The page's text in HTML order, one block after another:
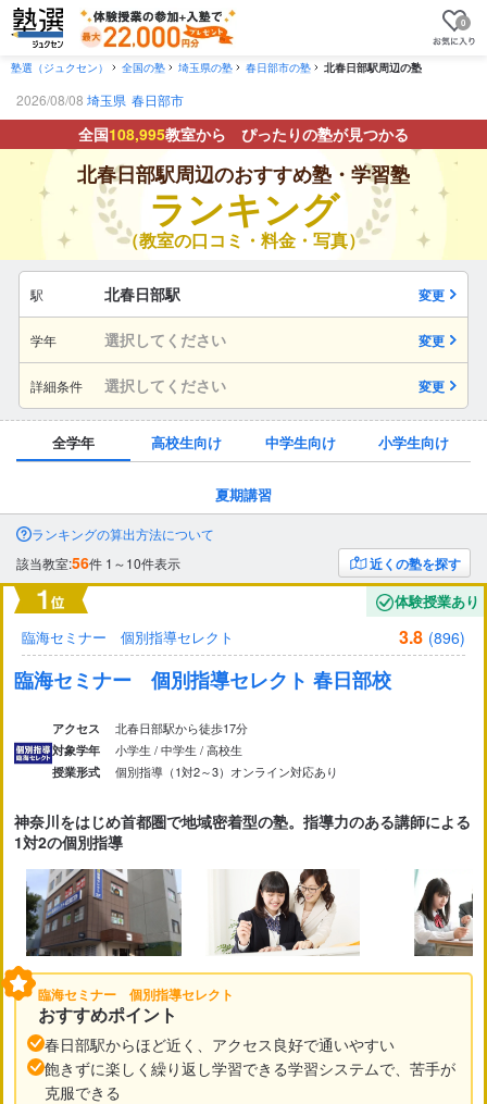
0
塾選（ジュクセン） 全国の塾 埼玉県の塾 春日部市の塾 北春日部駅周辺の塾
2026/08/08 埼玉県 春日部市
全国108,995教室から ぴったりの塾が見つかる
北春日部駅周辺のおすすめ塾・学習塾
ランキング
（教室の口コミ・料金・写真）
駅 北春日部駅 変更
学年 選択してください 変更
詳細条件 選択してください 変更
市区町村から探す
駅・路線
全学年 高校生向け 中学生向け 小学生向け
夏期講習
ランキングの算出方法について
該当教室:56件 1～10件表示 近くの塾を探す
体験授業あり
臨海セミナー 個別指導セレクト
3.8 (896)
臨海セミナー 個別指導セレクト 春日部校
アクセス 北春日部駅から徒歩17分
対象学年 小学生 / 中学生 / 高校生
授業形式 個別指導（1対2～3） オンライン対応あり
神奈川をはじめ首都圏で地域密着型の塾。指導力のある講師による
1対2の個別指導
臨海セミナー 個別指導セレクト
おすすめポイント
春日部駅からほど近く、アクセス良好で通いやすい
飽きずに楽しく繰り返し学習できる学習システムで、苦手が
克服できる